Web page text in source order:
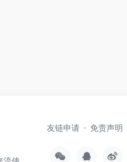
友链申请 免责声明